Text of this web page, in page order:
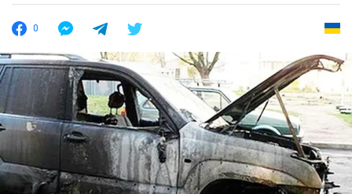
0